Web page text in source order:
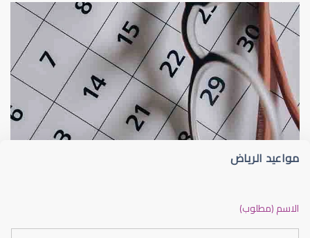
قلوبال لرعاية العين ضعف نظر
مواعيد الرياض
الاسم (مطلوب)